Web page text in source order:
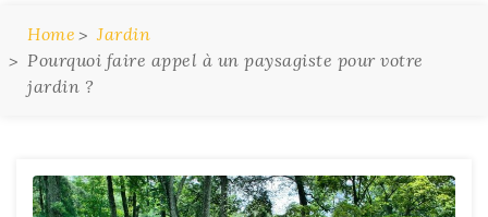
Home
Jardin
Pourquoi faire appel à un paysagiste pour votre
jardin ?